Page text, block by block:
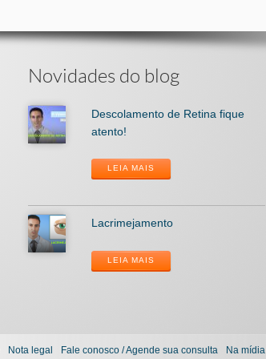
Novidades do blog
Descolamento de Retina fique
atento!
LEIA MAIS
Lacrimejamento
LEIA MAIS
Nota legal Fale conosco / Agende sua consulta Na mídia